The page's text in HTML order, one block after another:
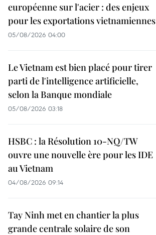
européenne sur l'acier : des enjeux
pour les exportations vietnamiennes
05/08/2026 04:00
Le Vietnam est bien placé pour tirer
parti de l'intelligence artificielle,
selon la Banque mondiale
05/08/2026 03:18
HSBC : la Résolution 10-NQ/TW
ouvre une nouvelle ère pour les IDE
au Vietnam
04/08/2026 09:14
Tay Ninh met en chantier la plus
grande centrale solaire de son